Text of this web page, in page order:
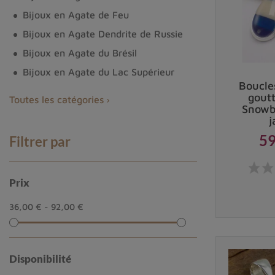
Origine de la fordite de Détroit
doit son nom à la ville de
d'un processus de fabrication industriel lié à
américaine.
L'histoire de la fordite et son lien
Au milieu du XXe siècle, les usines automobiles
mesure que les voitures étaient peintes, les
fil du temps, ces couches superposées ont formé
Bijoux en Agate de Feu
Bijoux en Agate Dendrite de Russie
Bijoux en Agate du Brésil
Bijoux en Agate du Lac Supérieur
Toutes les catégories
Filtrer par
Prix
36,00 € - 92,00 €
Disponibilité